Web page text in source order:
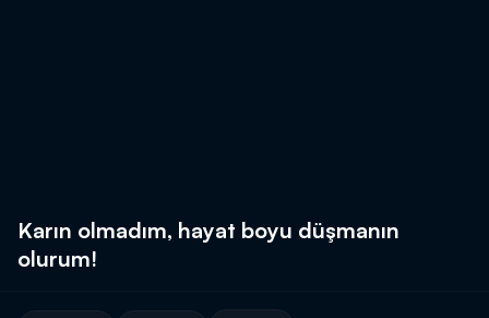
Karın olmadım, hayat boyu düşmanın
olurum!